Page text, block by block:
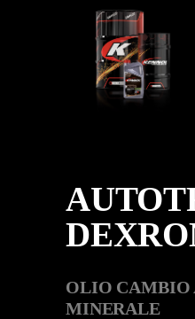
OLIO CAMBIO
MINERALE